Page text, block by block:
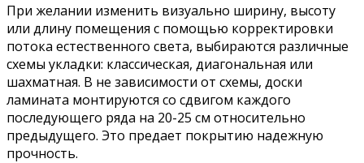
При желании изменить визуально ширину, высоту
или длину помещения с помощью корректировки
потока естественного света, выбираются различные
схемы укладки: классическая, диагональная или
шахматная. В не зависимости от схемы, доски
ламината монтируются со сдвигом каждого
последующего ряда на 20-25 см относительно
предыдущего. Это предает покрытию надежную
прочность.